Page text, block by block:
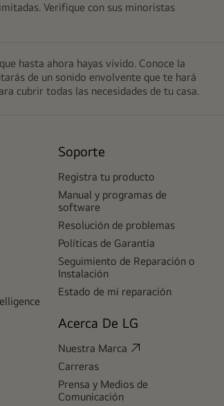
Verifique con sus minoristas
hasta ahora hayas vivido. Conoce la
de un sonido envolvente que te hará
cubrir todas las necesidades de tu casa.
Soporte
Registra tu producto
Manual y programas de
software
Resolución de problemas
Políticas de Garantía
Seguimiento de Reparación o
Instalación
Estado de mi reparación
Acerca De LG
Nuestra Marca
Carreras
Prensa y Medios de
Comunicación